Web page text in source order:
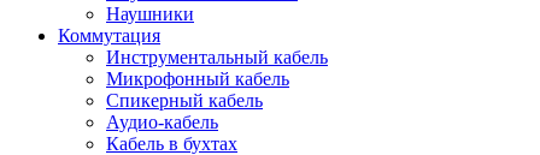
Наушники
Коммутация
Инструментальный кабель
Микрофонный кабель
Спикерный кабель
Аудио-кабель
Кабель в бухтах